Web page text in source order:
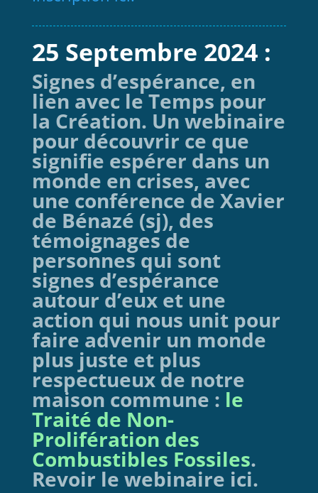
25 Septembre 2024 :
Signes d’espérance, en
lien avec le Temps pour
la Création. Un webinaire
pour découvrir ce que
signifie espérer dans un
monde en crises, avec
une conférence de Xavier
de Bénazé (sj), des
témoignages de
personnes qui sont
signes d’espérance
autour d’eux et une
action qui nous unit pour
faire advenir un monde
plus juste et plus
respectueux de notre
maison commune : le
Traité de Non-
Prolifération des
Combustibles Fossiles.
Revoir le webinaire ici.